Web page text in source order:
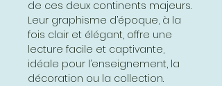
de ces deux continents majeurs.
Leur graphisme d’époque, à la
fois clair et élégant, offre une
lecture facile et captivante,
idéale pour l’enseignement, la
décoration ou la collection.